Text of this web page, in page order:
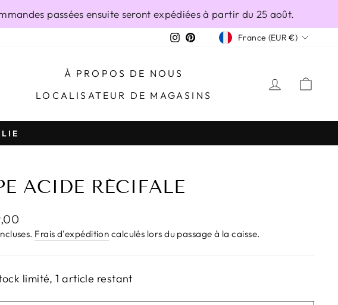
passées ensuite seront expédiées à partir du 25 août.
Instagram
PinterestDEVISE
France (EUR €)
À PROPOS DE NOUS
LOCALISATEUR DE MAGASINS
SE
ACIDE RÉCIFALE
Frais d'expédition calculés lors du passage à la caisse.
limité, 1 article restant